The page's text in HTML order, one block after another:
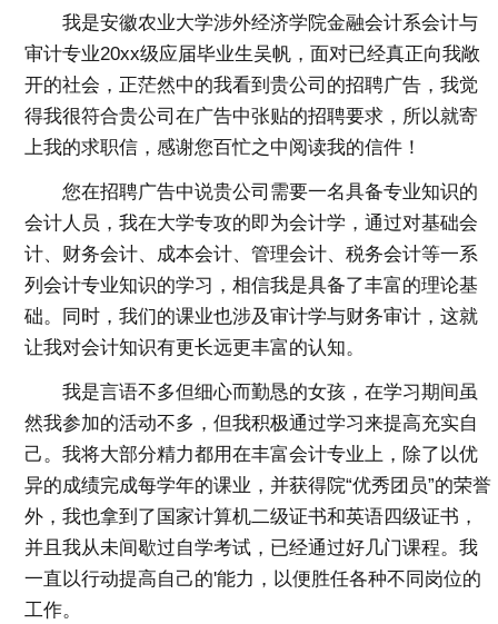
我是安徽农业大学涉外经济学院金融会计系会计与
审计专业20xx级应届毕业生吴帆，面对已经真正向我敞
开的社会，正茫然中的我看到贵公司的招聘广告，我觉
得我很符合贵公司在广告中张贴的招聘要求，所以就寄
上我的求职信，感谢您百忙之中阅读我的信件！
您在招聘广告中说贵公司需要一名具备专业知识的
会计人员，我在大学专攻的即为会计学，通过对基础会
计、财务会计、成本会计、管理会计、税务会计等一系
列会计专业知识的学习，相信我是具备了丰富的理论基
础。同时，我们的课业也涉及审计学与财务审计，这就
让我对会计知识有更长远更丰富的认知。
我是言语不多但细心而勤恳的女孩，在学习期间虽
然我参加的活动不多，但我积极通过学习来提高充实自
己。我将大部分精力都用在丰富会计专业上，除了以优
异的成绩完成每学年的课业，并获得院“优秀团员”的荣誉
外，我也拿到了国家计算机二级证书和英语四级证书，
并且我从未间歇过自学考试，已经通过好几门课程。我
一直以行动提高自己的'能力，以便胜任各种不同岗位的
工作。